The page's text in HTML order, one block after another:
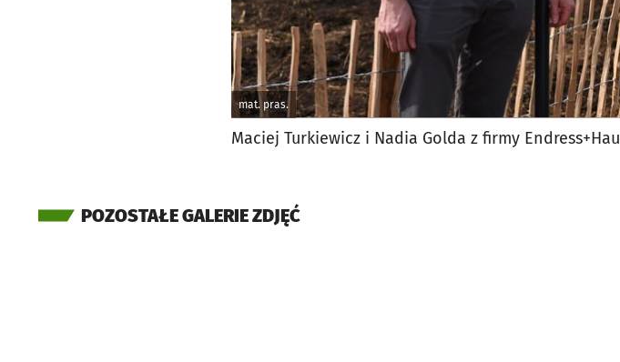
mat. pras.
Maciej Turkiewicz i Nadia Golda z firmy
POZOSTAŁE GALERIE ZDJĘĆ